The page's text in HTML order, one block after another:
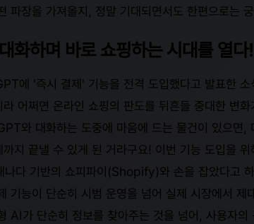
파장을 가져올지, 정말 기대되면서도 한편으로는
화하며 바로 쇼핑하는 시대를 열
에 '즉시 결제' 기능을 전격 도입했다고 발표한
라 어쩌면 온라인 쇼핑의 판도를 뒤흔들 중대한 변
와 대화하는 도중에 마음에 드는 물건이 있으면,
까지 끝낼 수 있게 된 거라구요! 이번 기능 도입을
다 기반의 쇼피파이(Shopify)와 손을 잡았다고
기능이 단순히 시범 운영을 넘어 실제 시장에서 제
AI가 단순히 정보를 찾아주는 것을 넘어, 사용자의